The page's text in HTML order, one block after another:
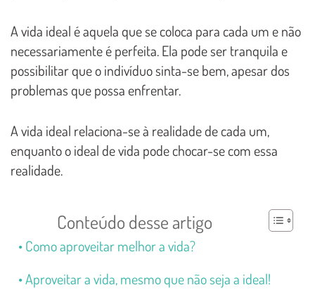
A vida ideal é aquela que se coloca para cada um e não
necessariamente é perfeita. Ela pode ser tranquila e
possibilitar que o indivíduo sinta-se bem, apesar dos
problemas que possa enfrentar.
A vida ideal relaciona-se à realidade de cada um,
enquanto o ideal de vida pode chocar-se com essa
realidade.
Conteúdo desse artigo
Como aproveitar melhor a vida?
Aproveitar a vida, mesmo que não seja a ideal!